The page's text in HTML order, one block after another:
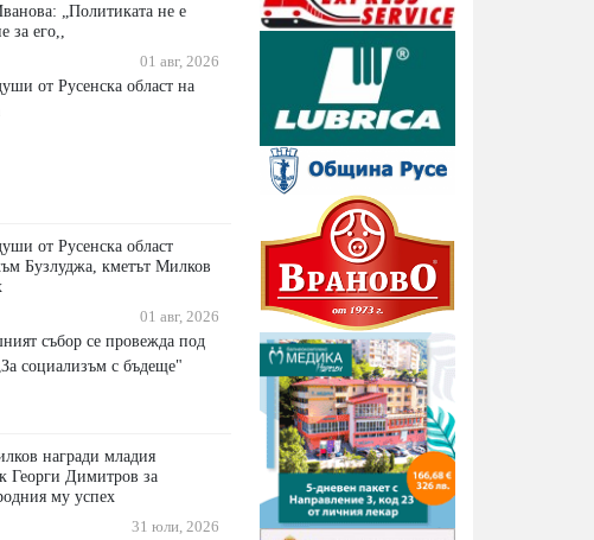
„Политиката не е
за его,,
01 авг, 2026
от Русенска област на
от Русенска област
Бузлуджа, кметът Милков
01 авг, 2026
събор се провежда под
социализъм с бъдеще"
награди младия
Георги Димитров за
му успех
31 юли, 2026